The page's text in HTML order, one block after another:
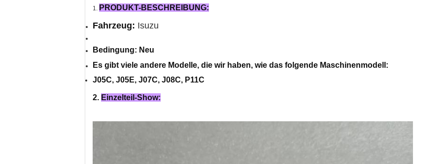
1. PRODUKT-BESCHREIBUNG:
Fahrzeug: Isuzu
Bedingung: Neu
Es gibt viele andere Modelle, die wir haben, wie das folgende Maschinenmodell:
J05C, J05E, J07C, J08C, P11C
2. Einzelteil-Show: